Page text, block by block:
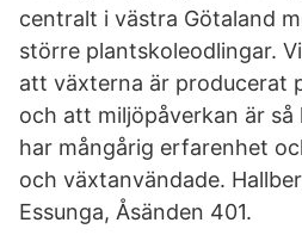
centralt i västra Götaland
större plantskoleodlingar.
att växterna är producerat
och att miljöpåverkan är så
har mångårig erfarenhet
och växtanvändade.
Essunga, Åsänden 401.